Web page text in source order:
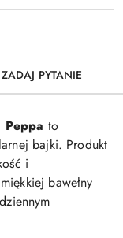
ZADAJ PYTANIE
Peppa to
bajki. Produkt
i
bawełny